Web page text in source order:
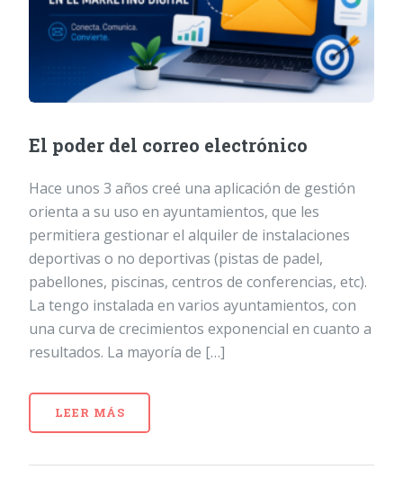
El poder del correo electrónico
Hace unos 3 años creé una aplicación de gestión
orienta a su uso en ayuntamientos, que les
permitiera gestionar el alquiler de instalaciones
deportivas o no deportivas (pistas de padel,
pabellones, piscinas, centros de conferencias, etc).
La tengo instalada en varios ayuntamientos, con
una curva de crecimientos exponencial en cuanto a
resultados. La mayoría de […]
LEER MÁS